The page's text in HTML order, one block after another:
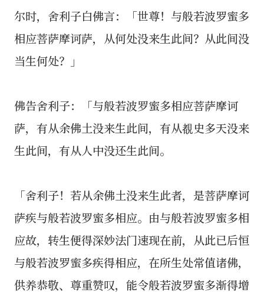
尔时，舍利子白佛言：「世尊！与般若波罗蜜多
相应菩萨摩诃萨，从何处没来生此间？从此间没
当生何处？」
佛告舍利子：「与般若波罗蜜多相应菩萨摩诃
萨，有从余佛土没来生此间，有从覩史多天没来
生此间，有从人中没还生此间。
「舍利子！若从余佛土没来生此者，是菩萨摩诃
萨疾与般若波罗蜜多相应。由与般若波罗蜜多相
应故，转生便得深妙法门速现在前，从此已后恒
与般若波罗蜜多疾得相应，在所生处常值诸佛，
供养恭敬、尊重赞叹，能令般若波罗蜜多渐得增